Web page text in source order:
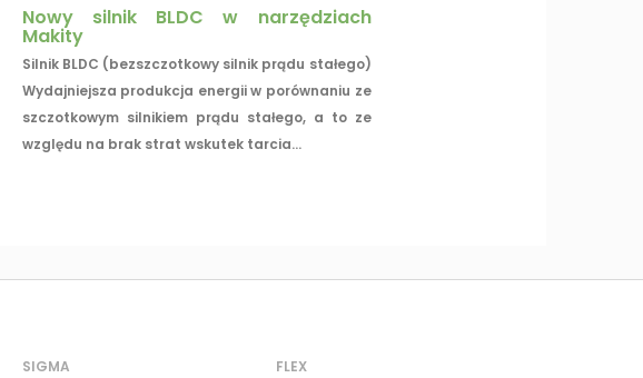
Nowy silnik BLDC w narzędziach
Makity
Silnik BLDC (bezszczotkowy silnik prądu stałego)
Wydajniejsza produkcja energii w porównaniu ze
szczotkowym silnikiem prądu stałego, a to ze
względu na brak strat wskutek tarcia...
SIGMA FLEX